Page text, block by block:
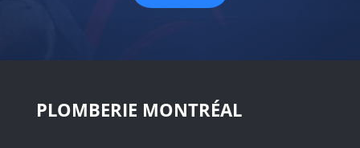
PLOMBERIE MONTRÉAL